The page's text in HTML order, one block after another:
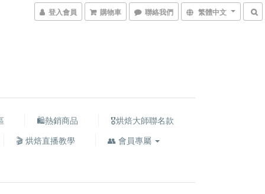
登入會員 購物車 聯絡我們 繁體中文
🛍熱銷商品
🎖️烘焙大師聯名款
🎬 烘焙直播教學
👥 會員專屬